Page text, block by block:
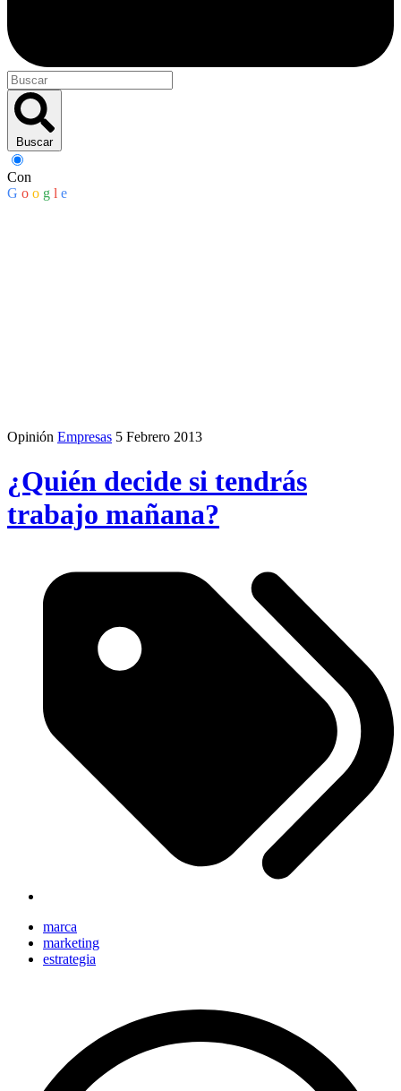
Buscar
Con
G o o g l e
Opinión Empresas 5 Febrero 2013
¿Quién decide si tendrás
trabajo mañana?
marca
marketing
estrategia